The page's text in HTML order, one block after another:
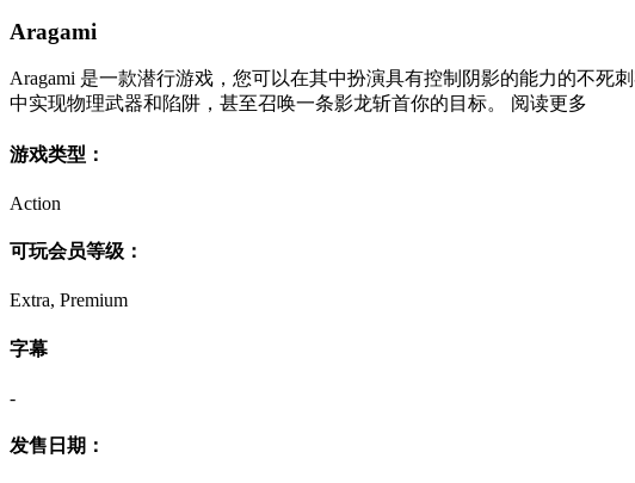
Aragami
Aragami 是一款潜行游戏，您可以在其中扮演具有控制阴影的能力的不
中实现物理武器和陷阱，甚至召唤一条影龙斩首你的目标。 阅读更多
游戏类型：
Action
可玩会员等级：
Extra, Premium
字幕
-
发售日期：